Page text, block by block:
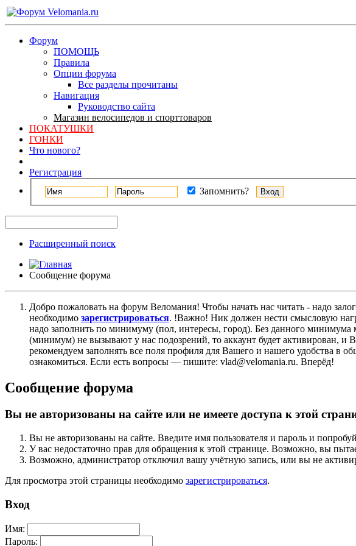
Форум
ПОМОЩЬ
Правила
Опции форума
Все разделы прочитаны
Навигация
Руководство сайта
Магазин велосипедов и спорттоваров
ПОКАТУШКИ
ГОНКИ
Что нового?
Регистрация
Запомнить?
Расширенный поиск
Сообщение форума
Добро пожаловать на форум Веломания! Чтобы начать нас читать - надо
необходимо зарегистрироваться. !Важно! Ник должен нести смысловую
надо заполнить по минимуму (пол, интересы, город). Без данного
(минимум) не вызывают у нас подозрений, то аккаунт будет активирован,
рекомендуем заполнять все поля профиля для Вашего и нашего удобства в
ознакомиться. Если есть вопросы — пишите: vlad@velomania.ru. Вперёд!
Сообщение форума
Вы не авторизованы на сайте или не имеете доступа к этой
Вы не авторизованы на сайте. Введите имя пользователя и пароль и
У вас недостаточно прав для обращения к этой странице. Возможно, вы
Возможно, администратор отключил вашу учётную запись, или вы не
Для просмотра этой страницы необходимо зарегистрироваться.
Вход
Имя:
Пароль: